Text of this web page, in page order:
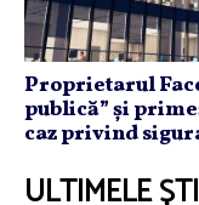
Proprietarul
publică” și
caz privind
ULTIMELE